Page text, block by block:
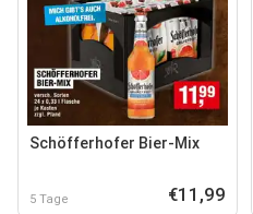
Schöfferhofer Bier-Mix
5 Tage €11,99